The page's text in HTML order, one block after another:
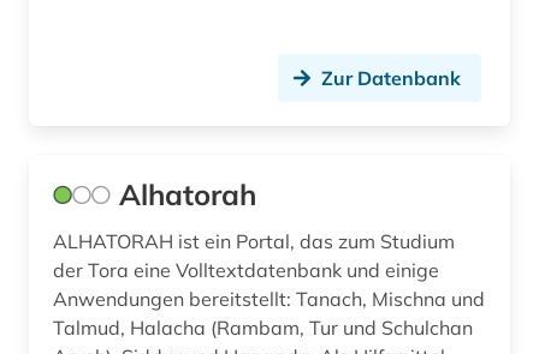
fid allgemeine und vergleichende
fid asien (4)
Zur Datenbank
Alhatorah
ALHATORAH ist ein Portal, das zum Studium
der Tora eine Volltextdatenbank und einige
Anwendungen bereitstellt: Tanach, Mischna und
Talmud, Halacha (Rambam, Tur und Schulchan